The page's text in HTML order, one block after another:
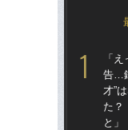
「
告…
才”
た？
と」